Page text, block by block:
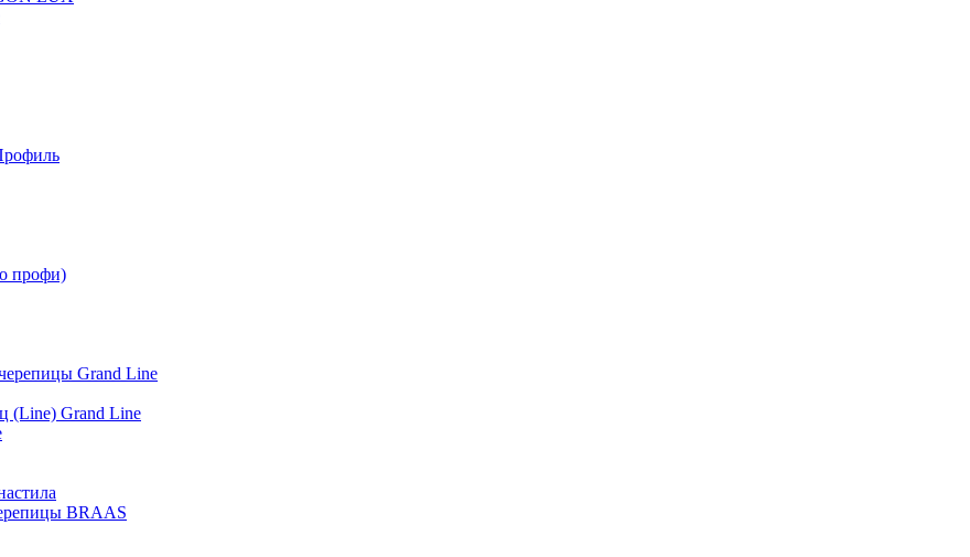
профи)
Grand Line
(Line) Grand Line
BRAAS